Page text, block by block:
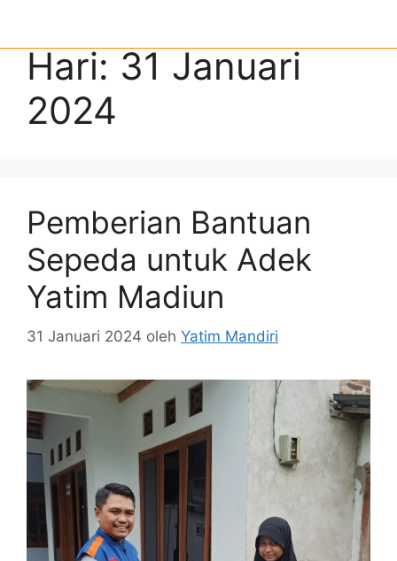
Hari: 31 Januari
2024
Pemberian Bantuan
Sepeda untuk Adek
Yatim Madiun
31 Januari 2024 oleh Yatim Mandiri